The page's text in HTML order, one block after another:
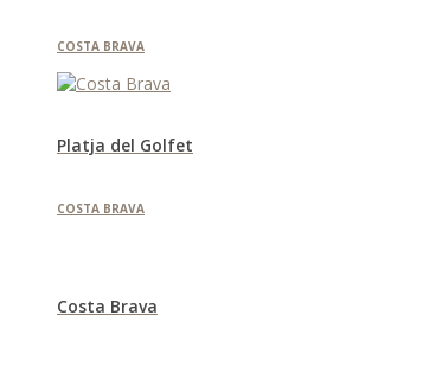
COSTA BRAVA
Platja del Golfet
COSTA BRAVA
Costa Brava